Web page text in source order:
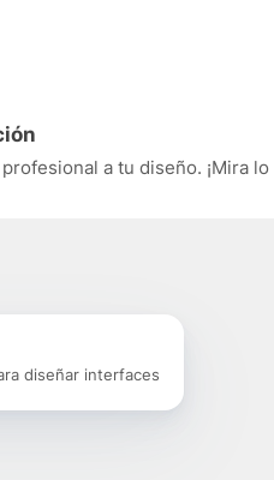
a tu diseño.
diseñar interfaces